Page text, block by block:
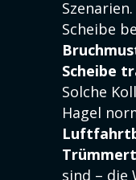
Scheibe
Scheibe
Solche
Hagel
sind – die